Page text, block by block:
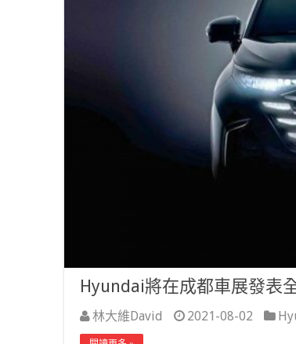
Hyundai將在成都車展發表
林大維David 2021-08-02